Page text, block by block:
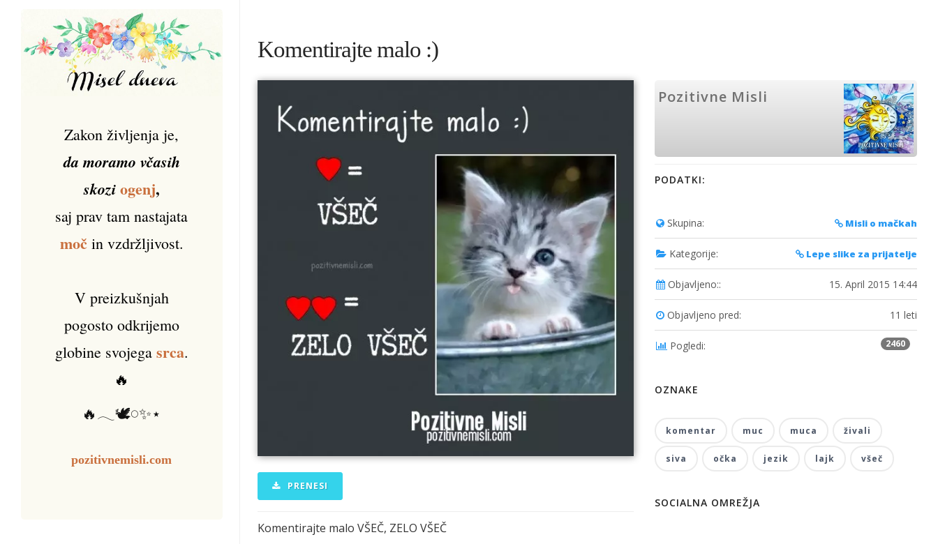
Komentirajte malo :)
PRENESI
Komentirajte malo VŠEČ, ZELO VŠEČ
Pozitivne Misli
PODATKI:
Skupina: Misli o mačkah
Kategorije: Lepe slike za prijatelje
Objavljeno:: 15. April 2015 14:44
Objavljeno pred: 11 leti
Pogledi: 2460
OZNAKE
komentar muc muca živali
siva očka jezik lajk všeč
SOCIALNA OMREŽJA
Zakon življenja je,
da moramo včasih
skozi ogenj,
saj prav tam nastajata
močin vzdržljivost.
V preizkušnjah
pogosto odkrijemo
globine svojega srca.
🔥
🔥𓂃🕊️𓏸✨⋆
pozitivnemisli.com